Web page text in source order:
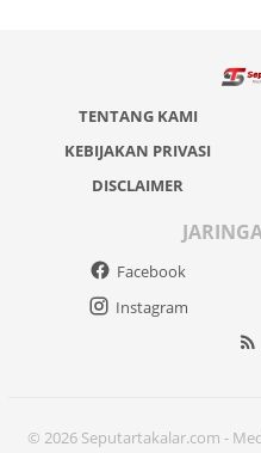
TENTANG KAMI
KEBIJAKAN PRIVASI
DISCLAIMER
Facebook
Instagram
© 2026 Seputartakalar.com -